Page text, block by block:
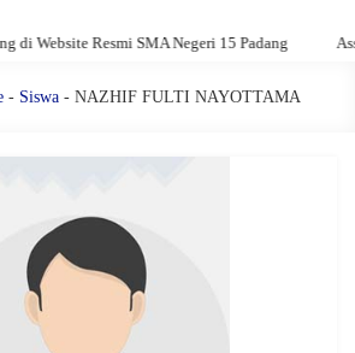
Resmi SMA Negeri 15 Padang
- Siswa - NAZHIF FULTI NAYOTTAMA